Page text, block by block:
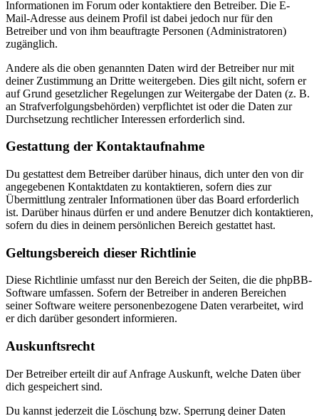
Informationen im Forum oder kontaktiere den Betreiber. Die E-
Mail-Adresse aus deinem Profil ist dabei jedoch nur für den
Betreiber und von ihm beauftragte Personen (Administratoren)
zugänglich.
Andere als die oben genannten Daten wird der Betreiber nur mit
deiner Zustimmung an Dritte weitergeben. Dies gilt nicht, sofern er
auf Grund gesetzlicher Regelungen zur Weitergabe der Daten (z. B.
an Strafverfolgungsbehörden) verpflichtet ist oder die Daten zur
Durchsetzung rechtlicher Interessen erforderlich sind.
Gestattung der Kontaktaufnahme
Du gestattest dem Betreiber darüber hinaus, dich unter den von dir
angegebenen Kontaktdaten zu kontaktieren, sofern dies zur
Übermittlung zentraler Informationen über das Board erforderlich
ist. Darüber hinaus dürfen er und andere Benutzer dich kontaktieren,
sofern du dies in deinem persönlichen Bereich gestattet hast.
Geltungsbereich dieser Richtlinie
Diese Richtlinie umfasst nur den Bereich der Seiten, die die phpBB-
Software umfassen. Sofern der Betreiber in anderen Bereichen
seiner Software weitere personenbezogene Daten verarbeitet, wird
er dich darüber gesondert informieren.
Auskunftsrecht
Der Betreiber erteilt dir auf Anfrage Auskunft, welche Daten über
dich gespeichert sind.
Du kannst jederzeit die Löschung bzw. Sperrung deiner Daten